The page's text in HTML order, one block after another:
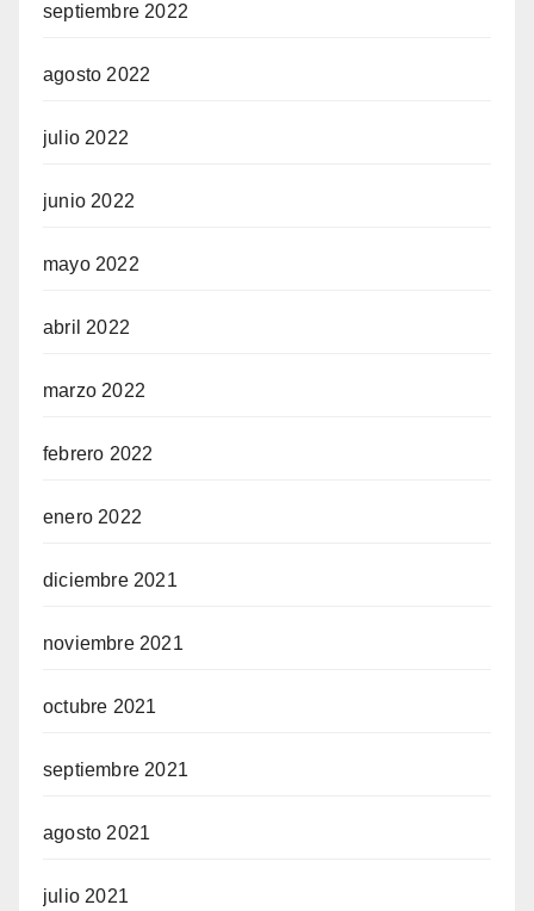
septiembre 2022
agosto 2022
julio 2022
junio 2022
mayo 2022
abril 2022
marzo 2022
febrero 2022
enero 2022
diciembre 2021
noviembre 2021
octubre 2021
septiembre 2021
agosto 2021
julio 2021